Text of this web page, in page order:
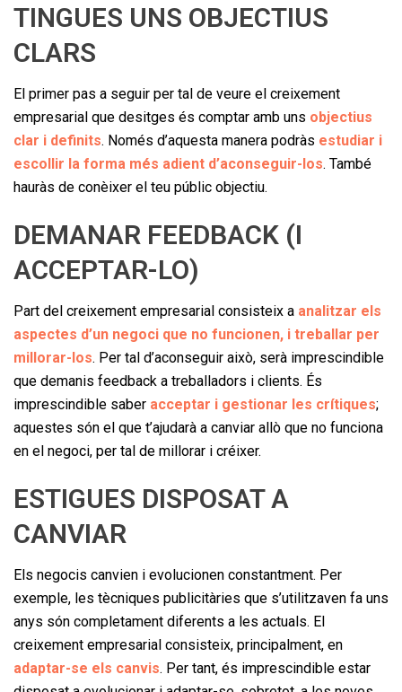
TINGUES UNS OBJECTIUS
CLARS
El primer pas a seguir per tal de veure el creixement
empresarial que desitges és comptar amb uns objectius
clar i definits. Només d’aquesta manera podràs estudiar i
escollir la forma més adient d’aconseguir-los. També
hauràs de conèixer el teu públic objectiu.
DEMANAR FEEDBACK (I
ACCEPTAR-LO)
Part del creixement empresarial consisteix a analitzar els
aspectes d’un negoci que no funcionen, i treballar per
millorar-los. Per tal d’aconseguir això, serà imprescindible
que demanis feedback a treballadors i clients. És
imprescindible saber acceptar i gestionar les crítiques;
aquestes són el que t’ajudarà a canviar allò que no funciona
en el negoci, per tal de millorar i créixer.
ESTIGUES DISPOSAT A
CANVIAR
Els negocis canvien i evolucionen constantment. Per
exemple, les tècniques publicitàries que s’utilitzaven fa uns
anys són completament diferents a les actuals. El
creixement empresarial consisteix, principalment, en
adaptar-se els canvis. Per tant, és imprescindible estar